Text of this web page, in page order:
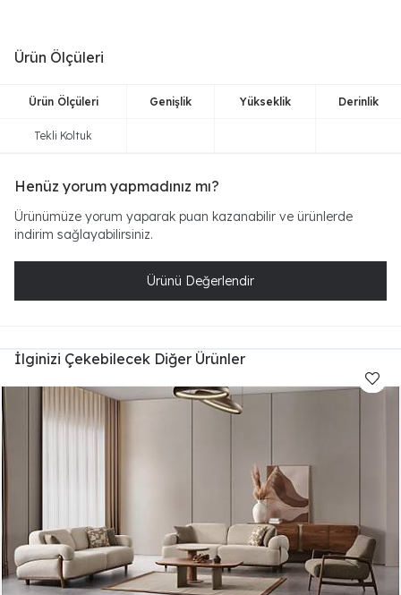
Ürün Ölçüleri
Ürün Ölçüleri Genişlik Yükseklik Derinlik
Tekli Koltuk
Henüz yorum yapmadınız mı?
Ürünümüze yorum yaparak puan kazanabilir ve ürünlerde
indirim sağlayabilirsiniz.
Ürünü Değerlendir
İlginizi Çekebilecek Diğer Ürünler